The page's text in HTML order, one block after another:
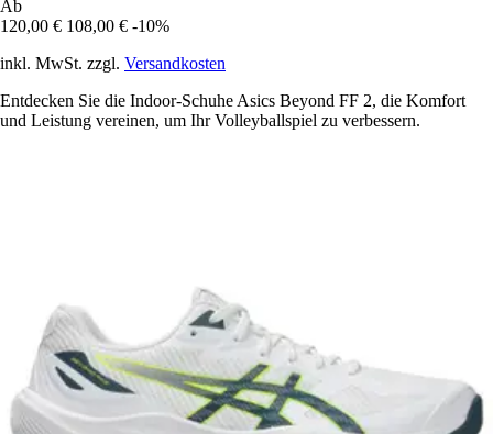
Ab
120,00 € 108,00 € -10%
inkl. MwSt. zzgl. Versandkosten
Entdecken Sie die Indoor-Schuhe Asics Beyond FF 2, die Komfort
und Leistung vereinen, um Ihr Volleyballspiel zu verbessern.